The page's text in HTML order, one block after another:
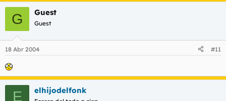
G Guest
Guest
18 Abr 2004 #11
E elhijodelfonk